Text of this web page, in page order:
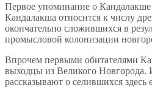
Первое упоминание о Кандалакше
Кандалакша относится к числу
окончательно сложившихся в
промысловой колонизации
Впрочем первыми обитателями
выходцы из Великого Новгорода.
рассказывают о селившихся здесь